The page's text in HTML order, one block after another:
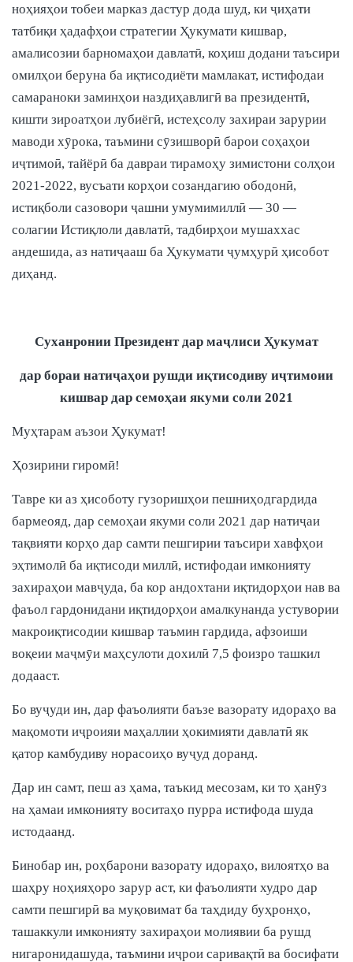
ноҳияҳои тобеи марказ дастур дода шуд, ки ҷиҳати
татбиқи ҳадафҳои стратегии Ҳукумати кишвар,
амалисозии барномаҳои давлатӣ, коҳиш додани таъсири
омилҳои беруна ба иқтисодиёти мамлакат, истифодаи
самараноки заминҳои наздиҳавлигӣ ва президентӣ,
кишти зироатҳои лубиёгӣ, истеҳсолу захираи зарурии
маводи хӯрока, таъмини сӯзишворӣ барои соҳаҳои
иҷтимоӣ, тайёрӣ ба давраи тирамоҳу зимистони солҳои
2021-2022, вусъати корҳои созандагию ободонӣ,
истиқболи сазовори ҷашни умумимиллӣ — 30 —
солагии Истиқлоли давлатӣ, тадбирҳои мушаххас
андешида, аз натиҷааш ба Ҳукумати ҷумҳурӣ ҳисобот
диҳанд.
Суханронии Президент дар маҷлиси Ҳукумат
дар бораи натиҷаҳои рушди иқтисодиву иҷтимоии
кишвар дар семоҳаи якуми соли 2021
Муҳтарам аъзои Ҳукумат!
Ҳозирини гиромӣ!
Тавре ки аз ҳисоботу гузоришҳои пешниҳодгардида
бармеояд, дар семоҳаи якуми соли 2021 дар натиҷаи
тақвияти корҳо дар самти пешгирии таъсири хавфҳои
эҳтимолӣ ба иқтисоди миллӣ, истифодаи имконияту
захираҳои мавҷуда, ба кор андохтани иқтидорҳои нав ва
фаъол гардонидани иқтидорҳои амалкунанда устувории
макроиқтисодии кишвар таъмин гардида, афзоиши
воқеии маҷмӯи маҳсулоти дохилӣ 7,5 фоизро ташкил
додааст.
Бо вуҷуди ин, дар фаъолияти баъзе вазорату идораҳо ва
мақомоти иҷроияи маҳаллии ҳокимияти давлатӣ як
қатор камбудиву норасоиҳо вуҷуд доранд.
Дар ин самт, пеш аз ҳама, таъкид месозам, ки то ҳанӯз
на ҳамаи имконияту воситаҳо пурра истифода шуда
истодаанд.
Бинобар ин, роҳбарони вазорату идораҳо, вилоятҳо ва
шаҳру ноҳияҳоро зарур аст, ки фаъолияти худро дар
самти пешгирӣ ва муқовимат ба таҳдиду буҳронҳо,
ташаккули имконияту захираҳои молиявии ба рушд
нигаронидашуда, таъмини иҷрои саривақтӣ ва босифати